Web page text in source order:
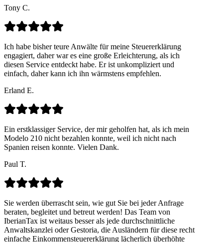
Tony C.
Ich habe bisher teure Anwälte für meine Steuererklärung
engagiert, daher war es eine große Erleichterung, als ich
diesen Service entdeckt habe. Er ist unkompliziert und
einfach, daher kann ich ihn wärmstens empfehlen.
Erland E.
Ein erstklassiger Service, der mir geholfen hat, als ich mein
Modelo 210 nicht bezahlen konnte, weil ich nicht nach
Spanien reisen konnte. Vielen Dank.
Paul T.
Sie werden überrascht sein, wie gut Sie bei jeder Anfrage
beraten, begleitet und betreut werden! Das Team von
IberianTax ist weitaus besser als jede durchschnittliche
Anwaltskanzlei oder Gestoria, die Ausländern für diese recht
einfache Einkommensteuererklärung lächerlich überhöhte